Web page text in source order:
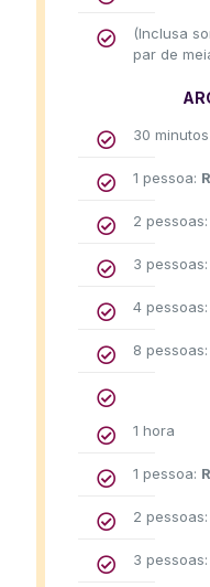
(Inclusa
par de
30 minutos
1 pessoa:
2 pessoas:
3 pessoas:
4 pessoas:
8 pessoas:
1 hora
1 pessoa:
2 pessoas:
3 pessoas: